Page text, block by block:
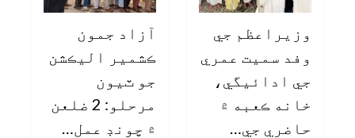
وزيراعظم جي
وفد سميت عمري
جي ادائيگي،
خانه ڪعبه ۾
حاضري جي…
آزاد جمون
ڪشمير اليڪشن
جو ٽيون
مرحلو: 2 ضلعن
۾ چونڊ عمل…